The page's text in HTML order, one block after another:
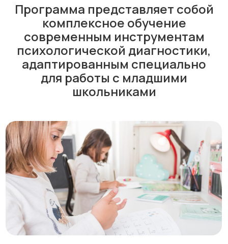
Программа представляет собой
комплексное обучение
современным инструментам
психологической диагностики,
адаптированным специально
для работы с младшими
школьниками